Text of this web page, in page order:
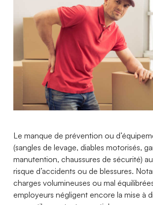
Le manque de prévention ou
(sangles de levage, diables motorisés,
manutention, chaussures de sécurité)
risque d’accidents ou de blessures.
charges volumineuses ou mal
employeurs négligent encore la mise à